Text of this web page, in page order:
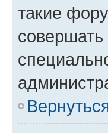
такие
совершать